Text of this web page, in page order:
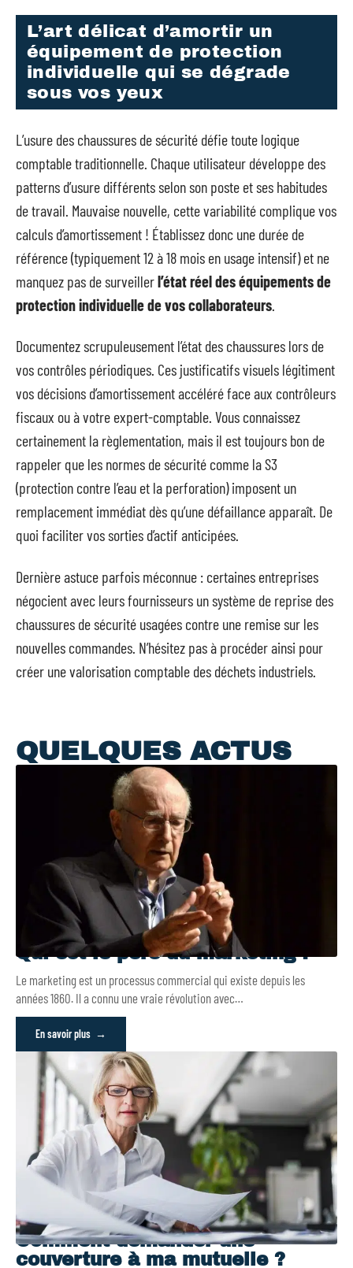
L’art délicat d’amortir un
équipement de protection
individuelle qui se dégrade
sous vos yeux
L’usure des chaussures de sécurité défie toute logique
comptable traditionnelle. Chaque utilisateur développe des
patterns d’usure différents selon son poste et ses habitudes
de travail. Mauvaise nouvelle, cette variabilité complique vos
calculs d’amortissement ! Établissez donc une durée de
référence (typiquement 12 à 18 mois en usage intensif) et ne
manquez pas de surveillerl’état réel des équipements de
protection individuelle de vos collaborateurs
Documentez scrupuleusement l’état des chaussures lors de
vos contrôles périodiques. Ces justificatifs visuels légitiment
vos décisions d’amortissement accéléré face aux contrôleurs
fiscaux ou à votre expert-comptable. Vous connaissez
certainement la règlementation, mais il est toujours bon de
rappeler que les normes de sécurité comme la S3
(protection contre l’eau et la perforation) imposent un
remplacement immédiat dès qu’une défaillance apparaît. De
quoi faciliter vos sorties d’actif anticipées.
Dernière astuce parfois méconnue : certaines entreprises
négocient avec leurs fournisseurs un système de reprise des
chaussures de sécurité usagées contre une remise sur les
nouvelles commandes. N’hésitez pas à procéder ainsi pour
créer une valorisation comptable des déchets industriels.
QUELQUES ACTUS
Qui est le père du marketing ?
Le marketing est un processus commercial qui existe depuis les
années 1860. Il a connu une vraie révolution avec…
En savoir plus
Comment demander une
couverture à ma mutuelle ?